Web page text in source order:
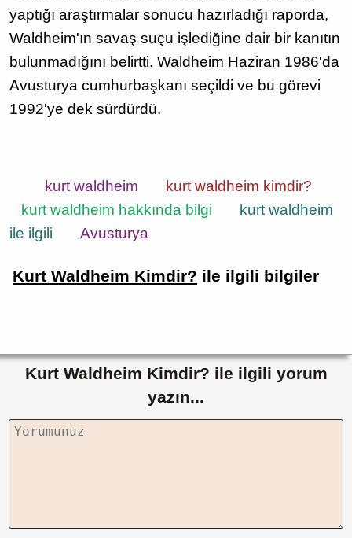
yaptığı araştırmalar sonucu hazırladığı raporda,
Waldheim'ın savaş suçu işlediğine dair bir kanıtın
bulunmadığını belirtti. Waldheim Haziran 1986'da
Avusturya cumhurbaşkanı seçildi ve bu görevi
1992'ye dek sürdürdü.
kurt waldheim
kurt waldheim kimdir?
kurt waldheim hakkında bilgi
kurt waldheim
ile ilgili
Avusturya
Kurt Waldheim Kimdir? ile ilgili bilgiler
Kurt Waldheim Kimdir? ile ilgili yorum
yazın...